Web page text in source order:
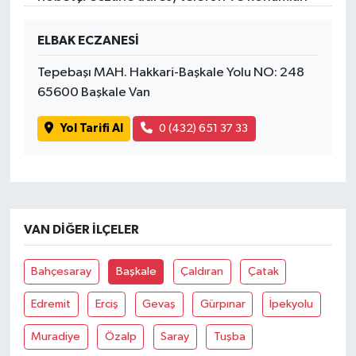
ELBAK ECZANESİ
Tepebaşı MAH. Hakkari-Başkale Yolu NO: 248
65600 Başkale Van
Yol Tarifi Al 0 (432) 651 37 33
VAN DIĞER İLÇELER
Bahçesaray Başkale Çaldıran Çatak
Edremit Erciş Gevaş Gürpınar İpekyolu
Muradiye Özalp Saray Tuşba